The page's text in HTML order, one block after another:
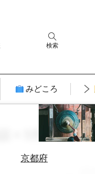
検索
みどころ
京都府
× 3月 × フォ